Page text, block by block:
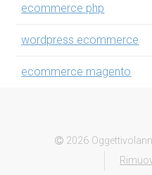
ecommerce php
wordpress ecommerce
ecommerce magento
2026